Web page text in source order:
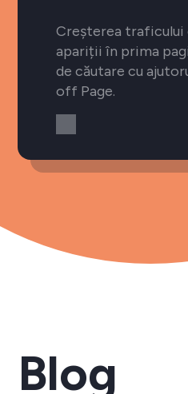
Creșterea traficului
apariții în prima
de căutare cu
off Page.
Blog